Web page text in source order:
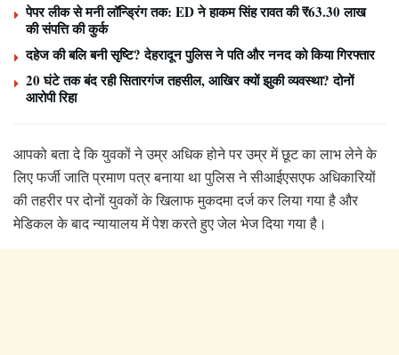
पेपर लीक से मनी लॉन्ड्रिंग तक: ED ने हाकम सिंह रावत की ₹63.30 लाख
की संपत्ति की कुर्क
दहेज की बलि बनी सृष्टि? देहरादून पुलिस ने पति और ननद को किया गिरफ्तार
20 घंटे तक बंद रही सितारगंज तहसील, आखिर क्यों झुकी व्यवस्था? दोनों
आरोपी रिहा
आपको बता दे कि युवकों ने उम्र अधिक होने पर उम्र में छूट का लाभ लेने के
लिए फर्जी जाति प्रमाण पत्र बनाया था पुलिस ने सीआईएसएफ अधिकारियों
की तहरीर पर दोनों युवकों के खिलाफ मुकदमा दर्ज कर लिया गया है और
मेडिकल के बाद न्यायालय में पेश करते हुए जेल भेज दिया गया है।